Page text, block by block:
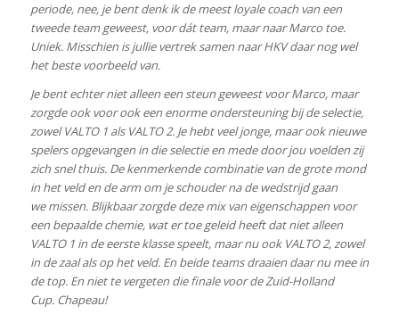
periode, nee, je bent denk ik de meest loyale coach van een
tweede team geweest, voor dát team, maar naar Marco toe.
Uniek. Misschien is jullie vertrek samen naar HKV daar nog wel
het beste voorbeeld van.
Je bent echter niet alleen een steun geweest voor Marco, maar
zorgde ook voor ook een enorme ondersteuning bij de selectie,
zowel VALTO 1 als VALTO 2. Je hebt veel jonge, maar ook nieuwe
spelers opgevangen in die selectie en mede door jou voelden zij
zich snel thuis. De kenmerkende combinatie van de grote mond
in het veld en de arm om je schouder na de wedstrijd gaan
we missen. Blijkbaar zorgde deze mix van eigenschappen voor
een bepaalde chemie, wat er toe geleid heeft dat niet alleen
VALTO 1 in de eerste klasse speelt, maar nu ook VALTO 2, zowel
in de zaal als op het veld. En beide teams draaien daar nu mee in
de top. En niet te vergeten die finale voor de Zuid-Holland
Cup. Chapeau!